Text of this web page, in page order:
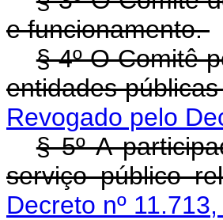
e funcionamento.
§ 4º O Comitê
entidades
Revogado pelo
§ 5º A
serviço público
Decreto nº